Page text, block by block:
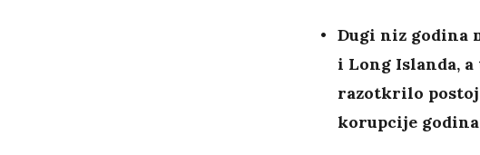
Dugi niz godina
i Long Islanda,
razotkrilo
korupcije